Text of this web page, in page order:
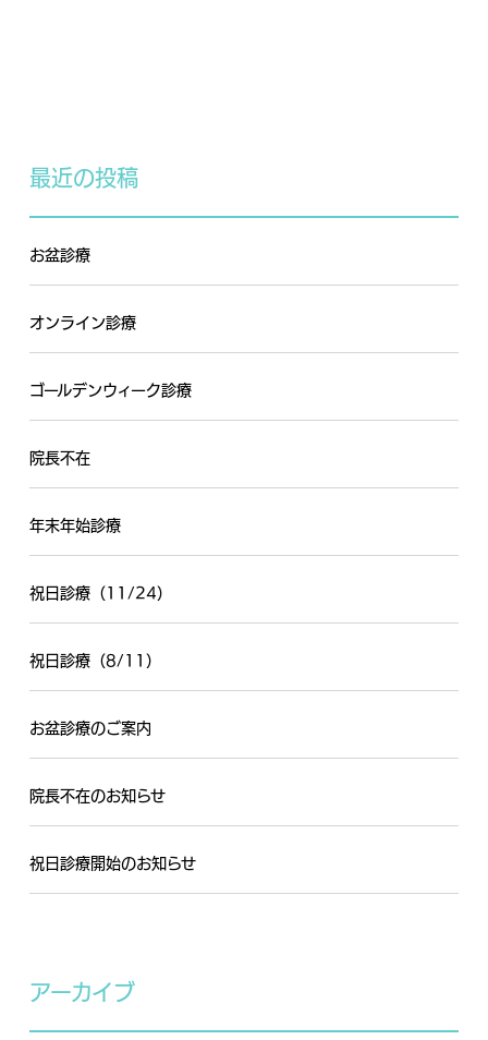
最近の投稿
お盆診療
オンライン診療
ゴールデンウィーク診療
院長不在
年末年始診療
祝日診療（11/24）
祝日診療（8/11）
お盆診療のご案内
院長不在のお知らせ
祝日診療開始のお知らせ
アーカイブ